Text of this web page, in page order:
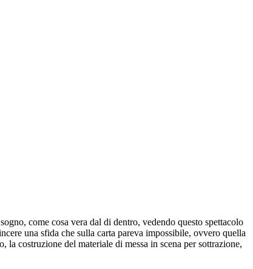
come cosa vera dal di dentro, vedendo questo spettacolo
una sfida che sulla carta pareva impossibile, ovvero quella
costruzione del materiale di messa in scena per sottrazione,